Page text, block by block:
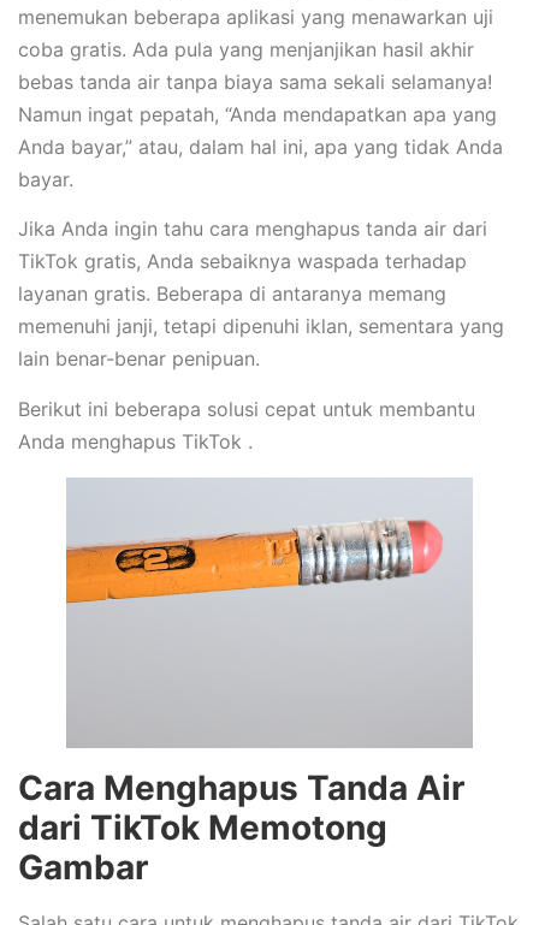
menemukan beberapa aplikasi yang menawarkan uji
coba gratis. Ada pula yang menjanjikan hasil akhir
bebas tanda air tanpa biaya sama sekali selamanya!
Namun ingat pepatah, “Anda mendapatkan apa yang
Anda bayar,” atau, dalam hal ini, apa yang tidak Anda
bayar.
Jika Anda ingin tahu cara menghapus tanda air dari
TikTok gratis, Anda sebaiknya waspada terhadap
layanan gratis. Beberapa di antaranya memang
memenuhi janji, tetapi dipenuhi iklan, sementara yang
lain benar-benar penipuan.
Berikut ini beberapa solusi cepat untuk membantu
Anda menghapus TikTok .
Cara Menghapus Tanda Air
dari TikTok Memotong
Gambar